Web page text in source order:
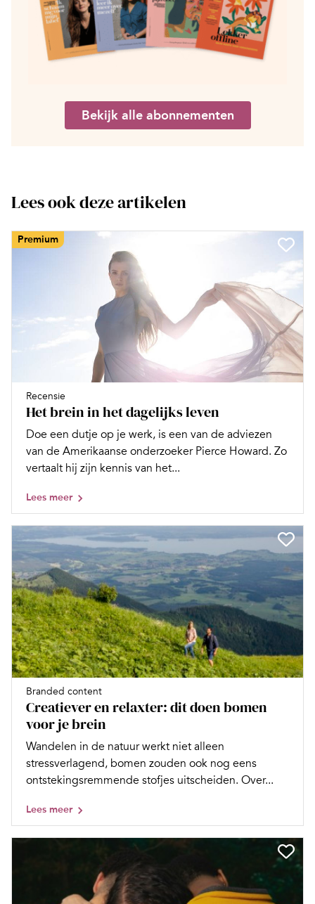
Bekijk alle abonnementen
Lees ook deze artikelen
Premium
Recensie
Het brein in het dagelijks leven
Doe een dutje op je werk, is een van de adviezen
van de Amerikaanse onderzoeker Pierce Howard. Zo
vertaalt hij zijn kennis van het...
Lees meer
Branded content
Creatiever en relaxter: dit doen bomen
voor je brein
Wandelen in de natuur werkt niet alleen
stressverlagend, bomen zouden ook nog eens
ontstekingsremmende stofjes uitscheiden. Over...
Lees meer